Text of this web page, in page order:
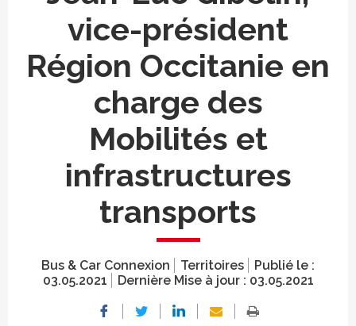
vice-président
Région Occitanie en
charge des
Mobilités et
infrastructures
transports
Bus & Car Connexion Territoires
Publié le :
03.05.2021
Dernière Mise à jour : 03.05.2021